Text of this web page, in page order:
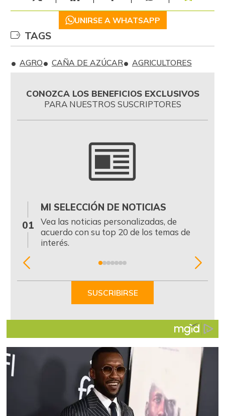
UNIRSE A WHATSAPP
TAGS
AGRO CAÑA DE AZÚCAR AGRICULTORES
CONOZCA LOS BENEFICIOS EXCLUSIVOS
PARA NUESTROS SUSCRIPTORES
01
MI SELECCIÓN DE NOTICIAS
Vea las noticias personalizadas, de
acuerdo con su top 20 de los temas de
interés.
Item
SUSCRIBIRSE